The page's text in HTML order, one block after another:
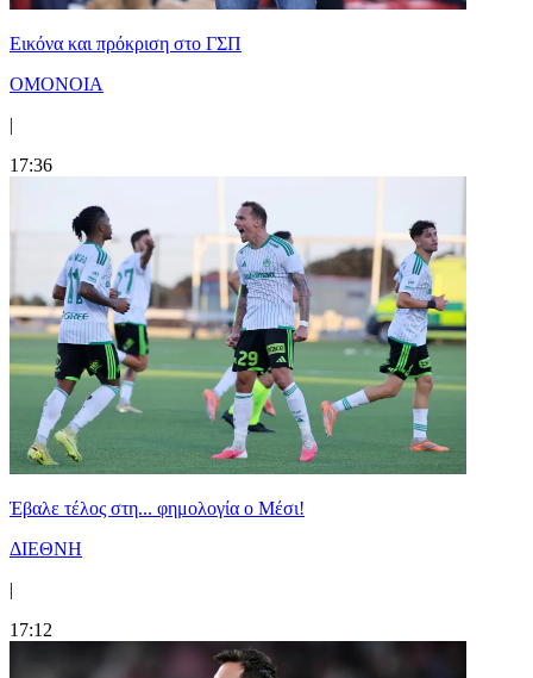
Εικόνα και πρόκριση στο ΓΣΠ
ΟΜΟΝΟΙΑ
|
17:36
Έβαλε τέλος στη... φημολογία o Μέσι!
ΔΙΕΘΝΗ
|
17:12